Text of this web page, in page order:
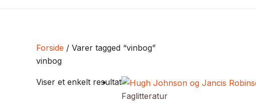
Forside / Varer tagged “vinbog”
vinbog
Viser et enkelt resultat
Faglitteratur